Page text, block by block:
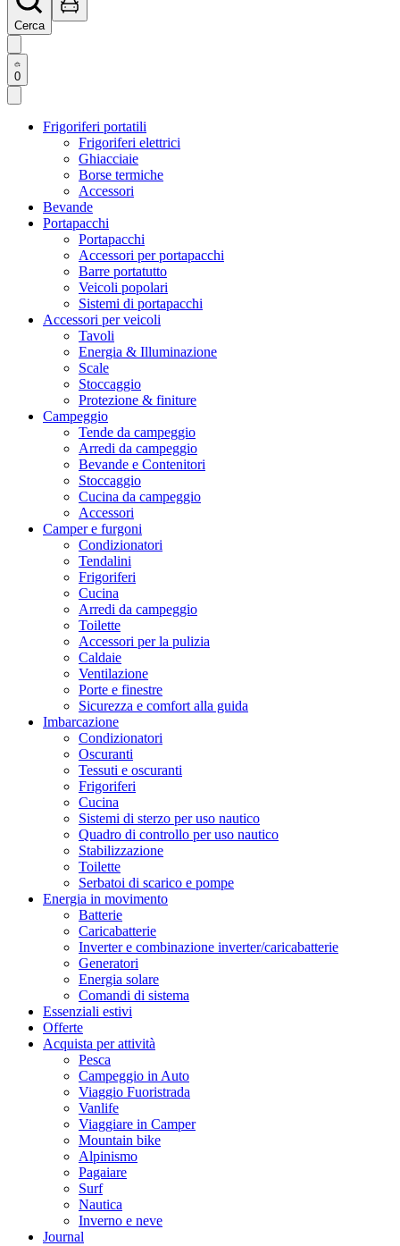
Cerca
0
Frigoriferi portatili
Frigoriferi elettrici
Ghiacciaie
Borse termiche
Accessori
Bevande
Portapacchi
Portapacchi
Accessori per portapacchi
Barre portatutto
Veicoli popolari
Sistemi di portapacchi
Accessori per veicoli
Tavoli
Energia & Illuminazione
Scale
Stoccaggio
Protezione & finiture
Campeggio
Tende da campeggio
Arredi da campeggio
Bevande e Contenitori
Stoccaggio
Cucina da campeggio
Accessori
Camper e furgoni
Condizionatori
Tendalini
Frigoriferi
Cucina
Arredi da campeggio
Toilette
Accessori per la pulizia
Caldaie
Ventilazione
Porte e finestre
Sicurezza e comfort alla guida
Imbarcazione
Condizionatori
Oscuranti
Tessuti e oscuranti
Frigoriferi
Cucina
Sistemi di sterzo per uso nautico
Quadro di controllo per uso nautico
Stabilizzazione
Toilette
Serbatoi di scarico e pompe
Energia in movimento
Batterie
Caricabatterie
Inverter e combinazione inverter/caricabatterie
Generatori
Energia solare
Comandi di sistema
Essenziali estivi
Offerte
Acquista per attività
Pesca
Campeggio in Auto
Viaggio Fuoristrada
Vanlife
Viaggiare in Camper
Mountain bike
Alpinismo
Pagaiare
Surf
Nautica
Inverno e neve
Journal